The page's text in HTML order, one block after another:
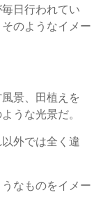
日行われてい
のようなイメー
景、田植えを
うな光景だ。
外では全く違
なものをイメー